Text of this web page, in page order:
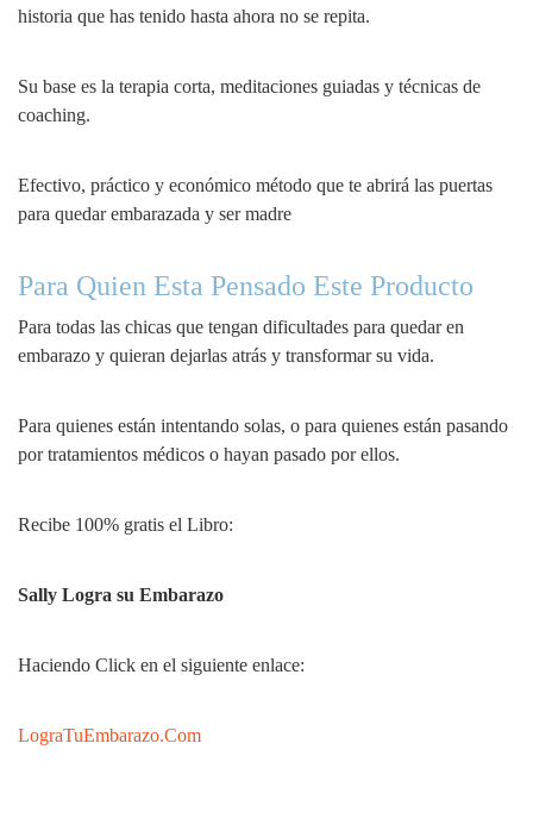
historia que has tenido hasta ahora no se repita.
Su base es la terapia corta, meditaciones guiadas y técnicas de
coaching.
Efectivo, práctico y económico método que te abrirá las puertas
para quedar embarazada y ser madre
Para Quien Esta Pensado Este Producto
Para todas las chicas que tengan dificultades para quedar en
embarazo y quieran dejarlas atrás y transformar su vida.
Para quienes están intentando solas, o para quienes están pasando
por tratamientos médicos o hayan pasado por ellos.
Recibe 100% gratis el Libro:
Sally Logra su Embarazo
Haciendo Click en el siguiente enlace:
LograTuEmbarazo.Com